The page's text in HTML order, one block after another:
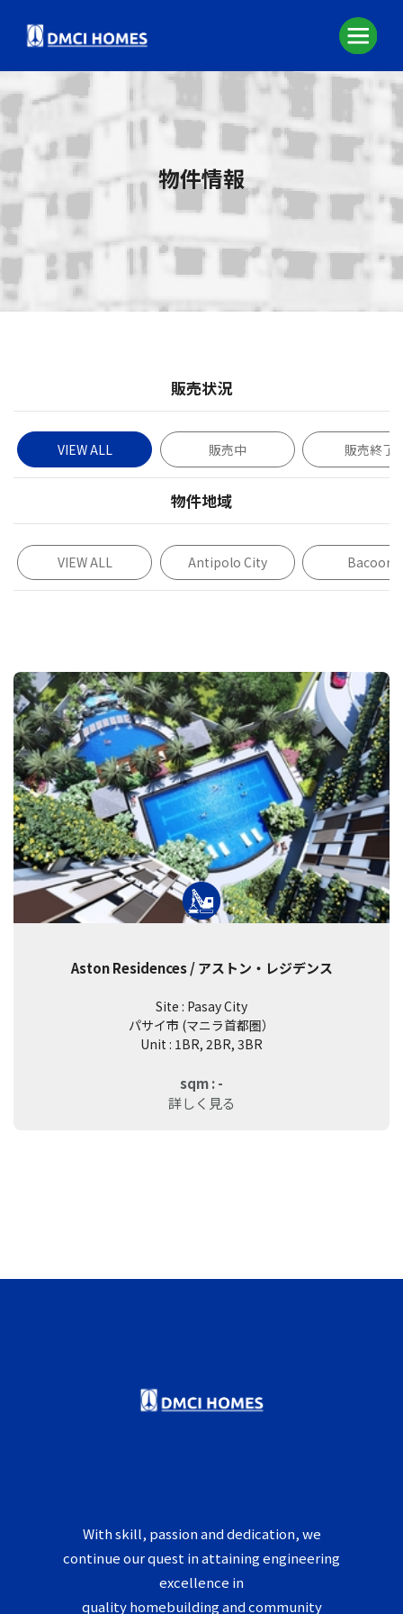
物件情報
販売状況
VIEW ALL 販売中 販売終了
物件地域
VIEW ALL Antipolo City Bacoor
Aston Residences / アストン・レジデンス
Site : Pasay City
パサイ市 (マニラ首都圏）
Unit : 1BR, 2BR, 3BR
sqm : -
詳しく見る
With skill, passion and dedication, we
continue our quest in attaining engineering
excellence in
quality homebuilding and community